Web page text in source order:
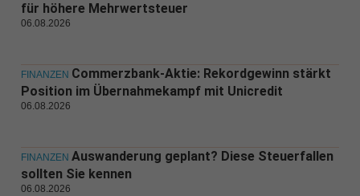
für höhere Mehrwertsteuer
06.08.2026
FINANZEN Commerzbank-Aktie: Rekordgewinn stärkt
Position im Übernahmekampf mit Unicredit
06.08.2026
FINANZEN Auswanderung geplant? Diese Steuerfallen
sollten Sie kennen
06.08.2026